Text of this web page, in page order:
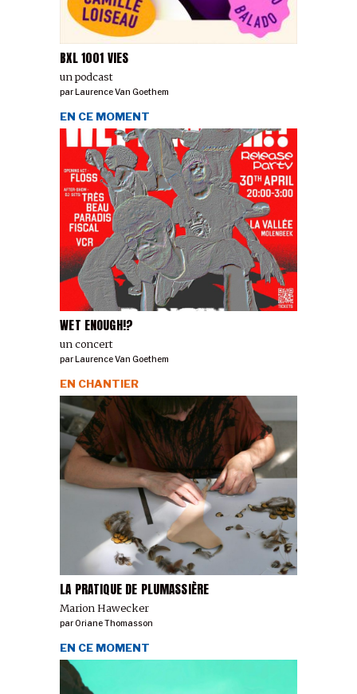
BXL 1001 VIES
un podcast
parLaurence Van Goethem
WET ENOUGH!?
un concert
EN CE MOMENT
parLaurence Van Goethem
LA PRATIQUE DE PLUMASSIÈRE
Marion Hawecker
EN CHANTIER
parOriane Thomasson
EN CE MOMENT